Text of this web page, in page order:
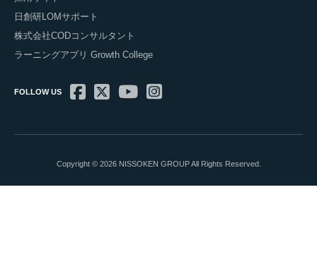
日創研LOMサポート
株式会社CODコンサルタント
ラーニングアプリ Growth College
FOLLOW US
Copyright © 2026 NISSOKEN GROUP All Rights Reserved.